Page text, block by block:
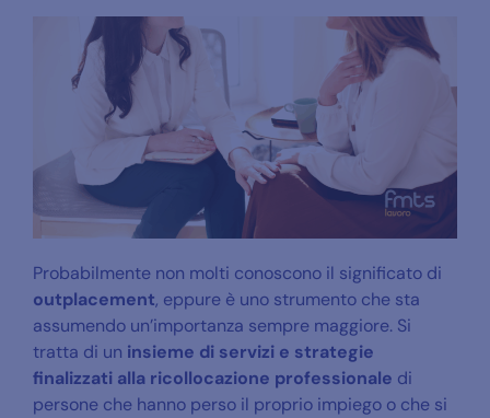
Probabilmente non molti conoscono il significato di
outplacement, eppure è uno strumento che sta
assumendo un’importanza sempre maggiore. Si
tratta di un insieme di servizi e strategie
finalizzati alla ricollocazione professionale di
persone che hanno perso il proprio impiego o che si